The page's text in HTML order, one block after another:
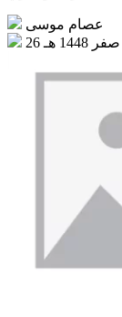
عصام موسى
26 صفر 1448 هـ